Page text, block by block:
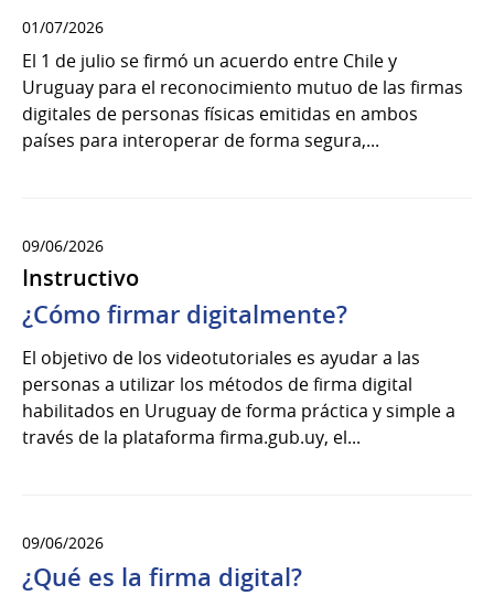
01/07/2026
El 1 de julio se firmó un acuerdo entre Chile y
Uruguay para el reconocimiento mutuo de las firmas
digitales de personas físicas emitidas en ambos
países para interoperar de forma segura,...
09/06/2026
Instructivo
¿Cómo firmar digitalmente?
El objetivo de los videotutoriales es ayudar a las
personas a utilizar los métodos de firma digital
habilitados en Uruguay de forma práctica y simple a
través de la plataforma firma.gub.uy, el...
09/06/2026
¿Qué es la firma digital?